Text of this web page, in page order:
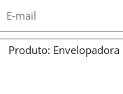
Email
Message